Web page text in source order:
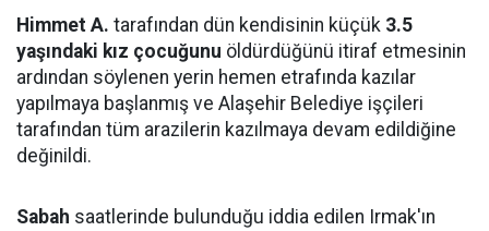
Himmet A. tarafından dün kendisinin küçük 3.5
yaşındaki kız çocuğunu öldürdüğünü itiraf etmesinin
ardından söylenen yerin hemen etrafında kazılar
yapılmaya başlanmış ve Alaşehir Belediye işçileri
tarafından tüm arazilerin kazılmaya devam edildiğine
değinildi.
Sabah saatlerinde bulunduğu iddia edilen Irmak'ın